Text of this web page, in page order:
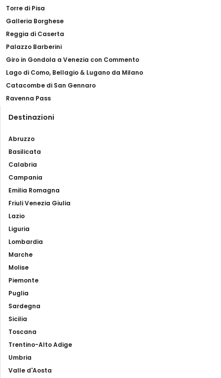
Torre di Pisa
Galleria Borghese
Reggia di Caserta
Palazzo Barberini
Giro in Gondola a Venezia con Commento
Lago di Como, Bellagio & Lugano da Milano
Catacombe di San Gennaro
Ravenna Pass
Destinazioni
Abruzzo
Basilicata
Calabria
Campania
Emilia Romagna
Friuli Venezia Giulia
Lazio
Liguria
Lombardia
Marche
Molise
Piemonte
Puglia
Sardegna
Sicilia
Toscana
Trentino-Alto Adige
Umbria
Valle d'Aosta